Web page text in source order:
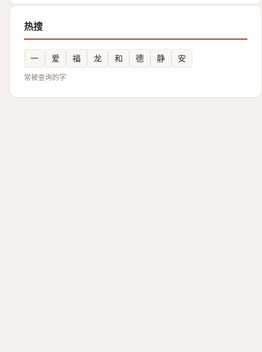
热搜
一 爱 福 龙 和 德 静 安
常被查询的字